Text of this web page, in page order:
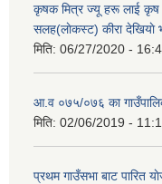
कृषक मित्र ज्यू हरू लाई कृष
सलह(लाेकस्ट) कीरा देखियाे
मिति: 06/27/2020 -
आ‍.व ०७५/०७६ का
मिति: 02/06/2019 -
प्रथम गाउँसभा बाट पारित